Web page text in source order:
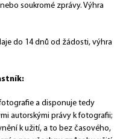
soukromé zprávy. Výhra
do 14 dnů od žádosti, výhra
a disponuje tedy
autorskými právy k fotografii;
k užití, a to bez časového,